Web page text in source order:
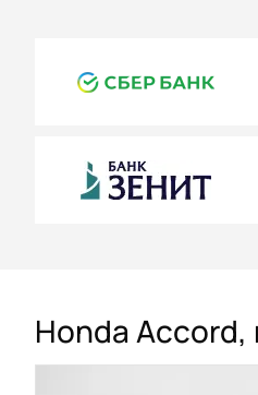
Honda Accord,